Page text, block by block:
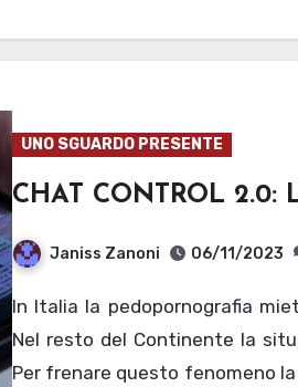
UNO SGUARDO PRESENTE
CHAT CONTROL 2.0:
Janiss Zanoni 06/11/2023
In Italia la pedopornografia miete sempre più vittime.
Nel resto del Continente la
Per frenare questo fenomeno